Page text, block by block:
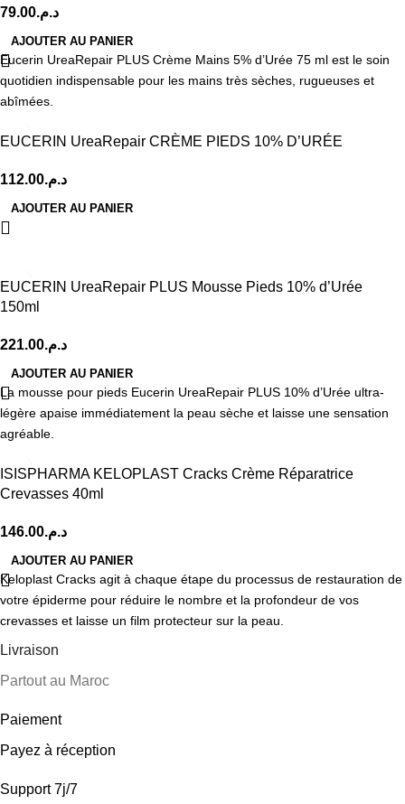
د.م.79.00
AJOUTER AU PANIER
Eucerin UreaRepair PLUS Crème Mains 5% d’Urée 75 ml est le soin
quotidien indispensable pour les mains très sèches, rugueuses et
abîmées.
EUCERIN UreaRepair CRÈME PIEDS 10% D’URÉE
د.م.112.00
AJOUTER AU PANIER
EUCERIN UreaRepair PLUS Mousse Pieds 10% d’Urée
150ml
د.م.221.00
AJOUTER AU PANIER
La mousse pour pieds Eucerin UreaRepair PLUS 10% d’Urée ultra-
légère apaise immédiatement la peau sèche et laisse une sensation
agréable.
ISISPHARMA KELOPLAST Cracks Crème Réparatrice
Crevasses 40ml
د.م.146.00
AJOUTER AU PANIER
Keloplast Cracks agit à chaque étape du processus de restauration de
votre épiderme pour réduire le nombre et la profondeur de vos
crevasses et laisse un film protecteur sur la peau.
Livraison
Partout au Maroc
Paiement
Payez à réception
Support 7j/7